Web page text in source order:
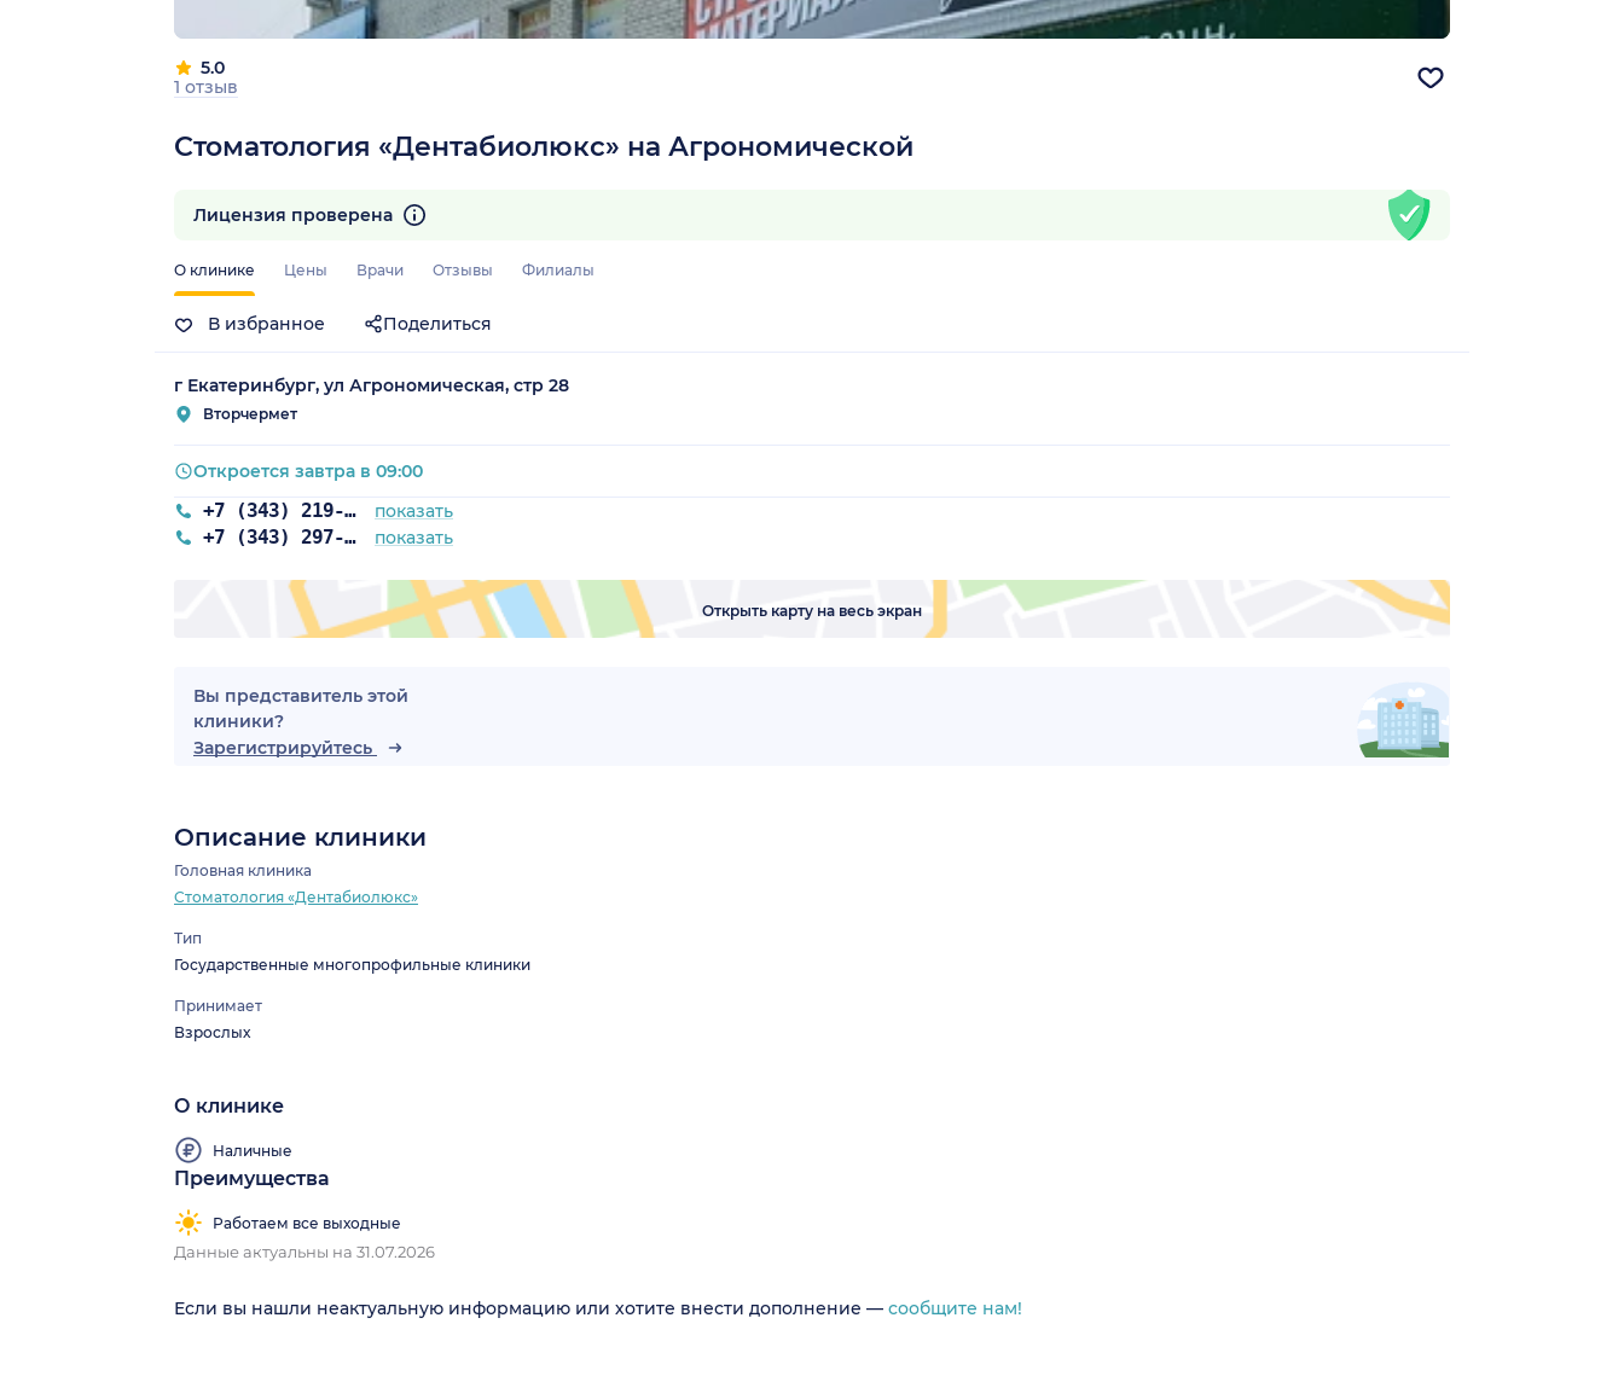
Стоматология «Дентабиолюкс» на Агрономической
5.0
1 отзыв
О клинике Цены Врачи Отзывы Филиалы
В избранное Поделиться
Лицензия проверена
г Екатеринбург, ул Агрономическая, стр 28
Вторчермет
+7 (343) 219-66-57 показать
+7 (343) 297-00-93 показать
Откроется завтра в 09:00
Открыть карту на весь экран
Вы представитель этой
клиники?
Зарегистрируйтесь
Описание клиники
Головная клиника
Стоматология «Дентабиолюкс»
Тип
Государственные многопрофильные клиники
Принимает
Взрослых
О клинике
Наличные
Преимущества
Работаем все выходные
Данные актуальны на 31.07.2026
Если вы нашли неактуальную информацию или хотите внести дополнение — сообщите нам!